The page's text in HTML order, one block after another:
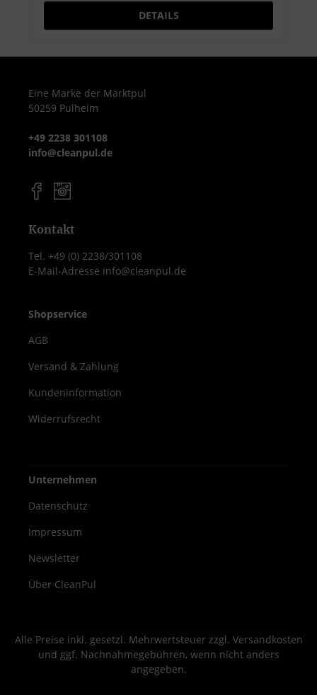
oder Küchenutensilien bietet. Besonders
Nutzungsmöglichkeiten – zum Servieren,
So können Sie den Wagen optimal an Ihre
individuellen Anforderungen anpassen.
Maße: 70,5 x 41 x 84 cm Borde: 2 stabile
Ablageflächen Rollen: 4 Lenkrollen, 2
Modern, funktional und pflegeleicht
Küche, Wohnbereich Vorteile Robuste
Leichtgängige Mobilität dank hochwertiger
Rollen Zwei geräumige Borde für flexibles
Edelstahl-Oberflächen Vielseitig einsetzbar
kombiniert Qualität, Design und
elegantes Hilfsmittel für professionelle
Einrichtungen oder den privaten
DETAILS
Eine Marke der Marktpul
50259 Pulheim
+49 2238 301108
info@cleanpul.de
Kontakt
Tel. +49 (0) 2238/301108
E-Mail-Adresse info@cleanpul.de
Shopservice
AGB
Versand & Zahlung
Kundeninformation
Widerrufsrecht
Unternehmen
Datenschutz
Impressum
Newsletter
Über CleanPul
Alle Preise inkl. gesetzl. Mehrwertsteuer zzgl. Versandkosten
und ggf. Nachnahmegebühren, wenn nicht anders
angegeben.